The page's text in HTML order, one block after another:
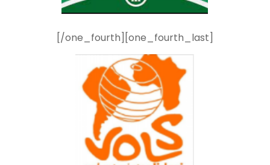
[/one_fourth][one_fourth_last]